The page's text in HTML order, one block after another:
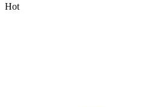
Hot